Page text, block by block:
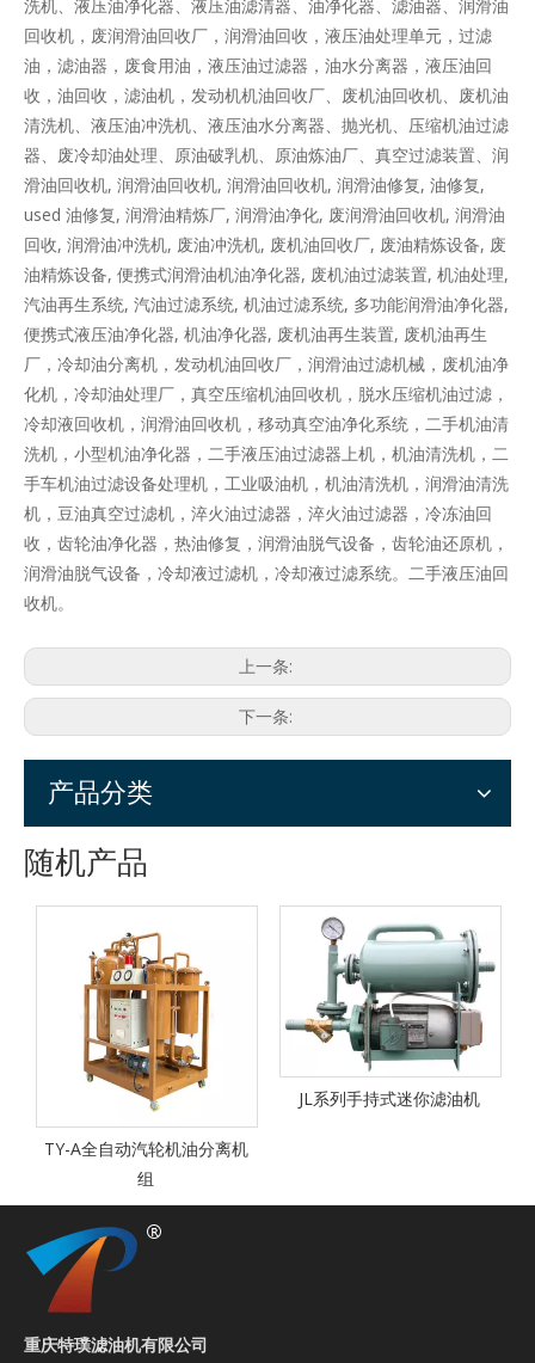
洗机、液压油净化器、液压油滤清器、油净化器、滤油器、润滑油
回收机，废润滑油回收厂，润滑油回收，液压油处理单元，过滤
油，滤油器，废食用油，液压油过滤器，油水分离器，液压油回
收，油回收，滤油机，发动机机油回收厂、废机油回收机、废机油
清洗机、液压油冲洗机、液压油水分离器、抛光机、压缩机油过滤
器、废冷却油处理、原油破乳机、原油炼油厂、真空过滤装置、润
滑油回收机, 润滑油回收机, 润滑油回收机, 润滑油修复, 油修复,
used 油修复, 润滑油精炼厂, 润滑油净化, 废润滑油回收机, 润滑油
回收, 润滑油冲洗机, 废油冲洗机, 废机油回收厂, 废油精炼设备, 废
油精炼设备, 便携式润滑油机油净化器, 废机油过滤装置, 机油处理,
汽油再生系统, 汽油过滤系统, 机油过滤系统, 多功能润滑油净化器,
便携式液压油净化器, 机油净化器, 废机油再生装置, 废机油再生
厂，冷却油分离机，发动机油回收厂，润滑油过滤机械，废机油净
化机，冷却油处理厂，真空压缩机油回收机，脱水压缩机油过滤，
冷却液回收机，润滑油回收机，移动真空油净化系统，二手机油清
洗机，小型机油净化器，二手液压油过滤器上机，机油清洗机，二
手车机油过滤设备处理机，工业吸油机，机油清洗机，润滑油清洗
机，豆油真空过滤机，淬火油过滤器，淬火油过滤器，冷冻油回
收，齿轮油净化器，热油修复，润滑油脱气设备，齿轮油还原机，
润滑油脱气设备，冷却液过滤机，冷却液过滤系统。二手液压油回
收机。
上一条:
下一条:
产品分类
随机产品
TY-A全自动汽轮机油分离机
组
JL系列手持式迷你滤油机
重庆特璞滤油机有限公司